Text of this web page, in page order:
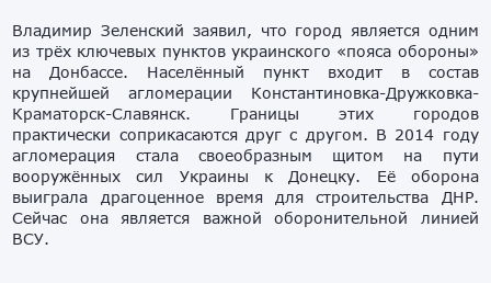
Владимир Зеленский заявил, что город является одним
из трёх ключевых пунктов украинского «пояса обороны»
на Донбассе. Населённый пункт входит в состав
крупнейшей агломерации Константиновка-Дружковка-
Краматорск-Славянск. Границы этих городов
практически соприкасаются друг с другом. В 2014 году
агломерация стала своеобразным щитом на пути
вооружённых сил Украины к Донецку. Её оборона
выиграла драгоценное время для строительства ДНР.
Сейчас она является важной оборонительной линией
ВСУ.